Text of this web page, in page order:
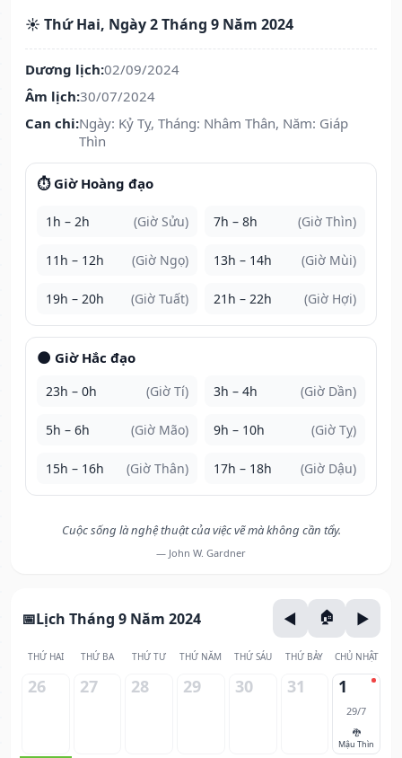
☀️ Thứ Hai, Ngày 2 Tháng 9 Năm 2024
Dương lịch:02/09/2024
Âm lịch:30/07/2024
Can chi:Ngày: Kỷ Tỵ, Tháng: Nhâm Thân, Năm: Giáp
Thìn
⏱️ Giờ Hoàng đạo
1h – 2h (Giờ Sửu) 7h – 8h (Giờ Thìn)
11h – 12h (Giờ Ngọ) 13h – 14h (Giờ Mùi)
19h – 20h (Giờ Tuất) 21h – 22h (Giờ Hợi)
🌑 Giờ Hắc đạo
23h – 0h (Giờ Tí) 3h – 4h (Giờ Dần)
5h – 6h (Giờ Mão) 9h – 10h (Giờ Tỵ)
15h – 16h (Giờ Thân) 17h – 18h (Giờ Dậu)
Cuộc sống là nghệ thuật của việc vẽ mà không cần tẩy.
— John W. Gardner
Lịch Tháng 9 Năm 2024
THỨ HAI THỨ BA THỨ TƯ THỨ NĂM THỨ SÁU THỨ BẢY CHỦ NHẬT
26 27 28 29 30 31 1
29/7
🐉
Mậu Thìn